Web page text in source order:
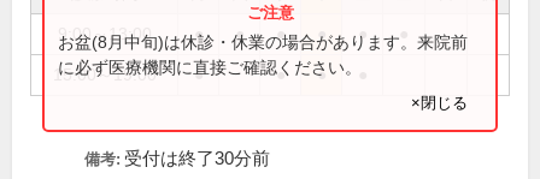
9:00～13:00 ● ● ● ● ●
15:00～19:00 ● ● ●
お盆(8月中旬)は休診・休業の場合があります。来院前
に必ず医療機関に直接ご確認ください。
×閉じる
備考: 受付は終了30分前